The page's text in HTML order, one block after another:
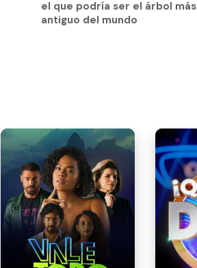
el que podría ser el árbol más
antiguo del mundo